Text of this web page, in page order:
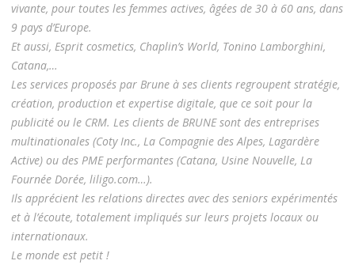
vivante, pour toutes les femmes actives, âgées de 30 à 60 ans, dans
9 pays d’Europe.
Et aussi, Esprit cosmetics, Chaplin’s World, Tonino Lamborghini,
Catana,…
Les services proposés par Brune à ses clients regroupent stratégie,
création, production et expertise digitale, que ce soit pour la
publicité ou le CRM. Les clients de BRUNE sont des entreprises
multinationales (Coty Inc., La Compagnie des Alpes, Lagardère
Active) ou des PME performantes (Catana, Usine Nouvelle, La
Fournée Dorée, liligo.com…).
Ils apprécient les relations directes avec des seniors expérimentés
et à l’écoute, totalement impliqués sur leurs projets locaux ou
internationaux.
Le monde est petit !